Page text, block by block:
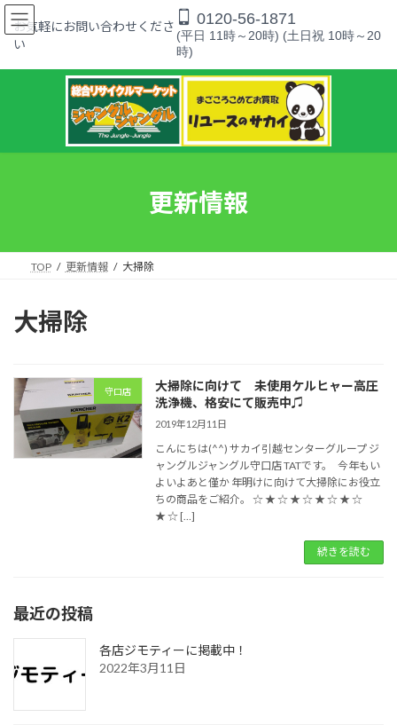
コ
ン
ッ
ナ
ビ
移
お気軽にお問い合わせくださ
い
0120-56-1871
(平日 11時～20時) (土日祝 10時～20
時)
更新情報
TOP 更新情報 大掃除
大掃除
守口店
大掃除に向けて 未使用ケルヒャー高圧
洗浄機、格安にて販売中♫
2019年12月11日
こんにちは(^^) サカイ引越センターグループ ジ
ャングルジャングル守口店 TATです。 今年もい
よいよあと僅か 年明けに向けて大掃除にお役立
ちの商品をご紹介。 ☆ ★ ☆ ★ ☆ ★ ☆ ★ ☆
★ ☆ […]
続きを読む
最近の投稿
各店ジモティーに掲載中！
2022年3月11日